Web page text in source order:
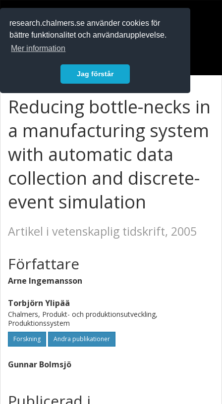
research.chalmers.se använder cookies för
bättre funktionalitet och användarupplevelse.
Mer information
Jag förstår
Reducing bottle-necks in
a manufacturing system
with automatic data
collection and discrete-
event simulation
Artikel i vetenskaplig tidskrift, 2005
Författare
Arne Ingemansson
Torbjörn Ylipää
Chalmers, Produkt- och produktionsutveckling,
Produktionssystem
Forskning Andra publikationer
Gunnar Bolmsjö